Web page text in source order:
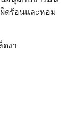
ดร้อนและหอม
ดงา